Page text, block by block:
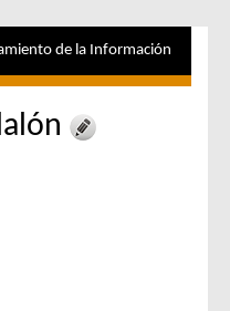
de la Información